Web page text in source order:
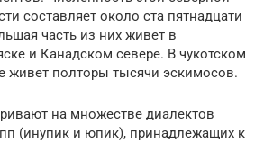
составляет около ста пятнадцати
часть из них живет в
и Канадском севере. В чукотском
живет полторы тысячи эскимосов.
на множестве диалектов
(инупик и юпик), принадлежащих к